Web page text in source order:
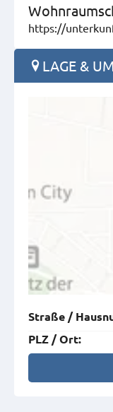
https://
LAGE &
Straße /
PLZ /Ort: